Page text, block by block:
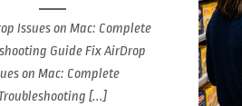
Issues on Mac: Complete
Guide Fix AirDrop
on Mac: Complete
[...]